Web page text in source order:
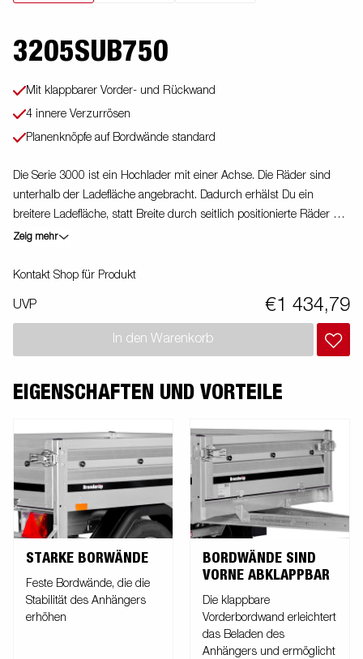
3205SUB750
Mit klappbarer Vorder- und Rückwand
4 innere Verzurrösen
Planenknöpfe auf Bordwände standard
Die Serie 3000 ist ein Hochlader mit einer Achse. Die Räder sind
unterhalb der Ladefläche angebracht. Dadurch erhälst Du ein
breitere Ladefläche, statt Breite durch seitlich positionierte Räder zu
verlieren. Du kannst bei diesem Anhänger die Vorderwand
unserer Webseite. Bilder dienen nur der Veranschaulichung.
Zeig mehr
Kontakt Shop für Produkt
UVP €1 434,79
In den Warenkorb
EIGENSCHAFTEN UND VORTEILE
STARKE BORWÄNDE
Feste Bordwände, die die
Stabilität des Anhängers
erhöhen
BORDWÄNDE SIND
VORNE ABKLAPPBAR
Die klappbare
Vorderbordwand erleichtert
das Beladen des
Anhängers und ermöglicht